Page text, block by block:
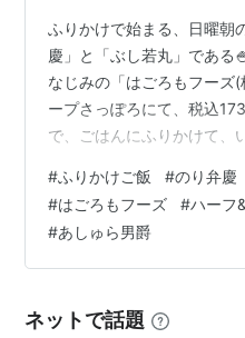
ふりかけで始まる、日曜朝
慶」と「ぶし若丸」である
なじみの「はごろもフーズ
ープさっぽろにて、税込
で、ごはんにふりかけて、
は、きっと私と同世代だろ
とした海苔の香ばしさが。
ヲの旨味。どちらも、ごま
んまし❣❣はごろもフーズ
ませんな👀
#ふりかけご飯 #のり弁慶
#はごろもフーズ #ハーフ
#あしゅら男爵
ネットで話題